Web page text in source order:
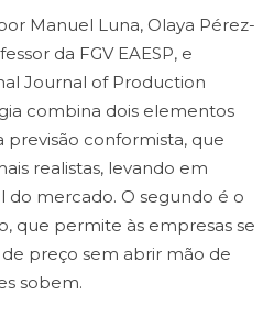
Manuel Luna, Olaya Pérez-
da FGV EAESP, e
Journal of Production
combina dois elementos
previsão conformista, que
realistas, levando em
do mercado. O segundo é o
que permite às empresas se
preço sem abrir mão de
sobem.